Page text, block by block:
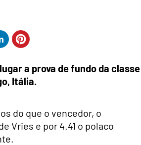
a prova de fundo da classe
Itália.
do que o vencedor, o
Vries e por 4.41 o polaco